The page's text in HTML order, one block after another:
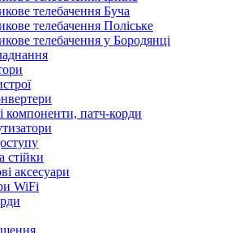
телебачення Буча
телебачення Поліське
телебачення у Бородянці
компоненти, патч-корди
аксесуари
WiFi